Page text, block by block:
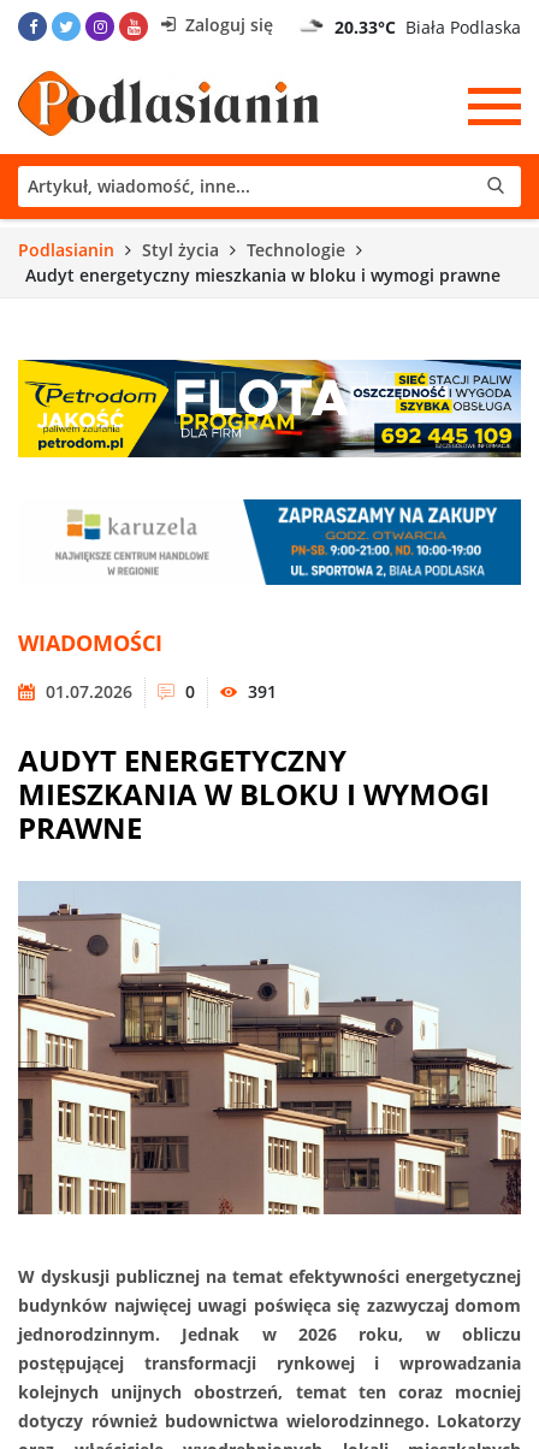
Zaloguj się 20.33°C Biała Podlaska
Podlasianin Styl życia
Technologie
Audyt energetyczny mieszkania w bloku i wymogi prawne
WIADOMOŚCI
01.07.2026 0 391
AUDYT ENERGETYCZNY
MIESZKANIA W BLOKU I WYMOGI
PRAWNE
W dyskusji publicznej na temat efektywności energetycznej
budynków najwięcej uwagi poświęca się zazwyczaj domom
jednorodzinnym. Jednak w 2026 roku, w obliczu
postępującej transformacji rynkowej i wprowadzania
kolejnych unijnych obostrzeń, temat ten coraz mocniej
dotyczy również budownictwa wielorodzinnego. Lokatorzy